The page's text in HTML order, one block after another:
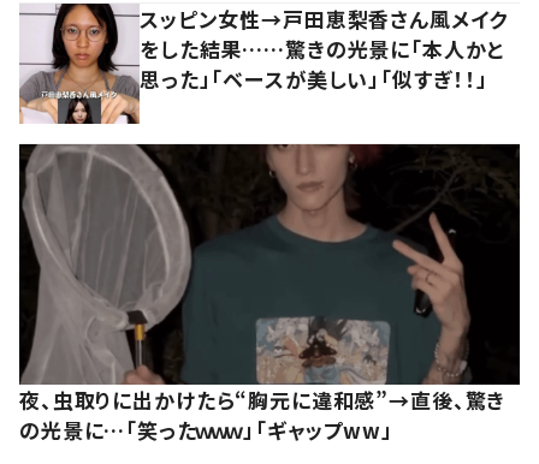
スッピン女性→戸田恵梨香さん風メイク
をした結果……驚きの光景に「本人かと
思った」「ベースが美しい」「似すぎ！！」
夜、虫取りに出かけたら“胸元に違和感”→直後、驚き
の光景に…「笑ったｗｗｗ」「ギャップww」